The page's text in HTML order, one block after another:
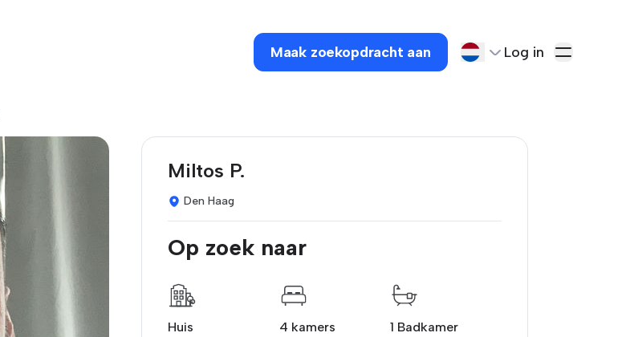
Maak zoekopdracht aan Log in
Miltos P.
Den Haag
Op zoek naar
Huis 4 kamers 1 Badkamer